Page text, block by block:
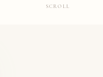
SCROLL